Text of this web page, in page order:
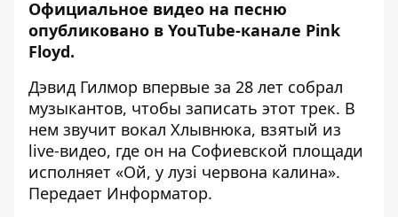
Официальное видео на песню
опубликовано в YouTube-канале Pink
Floyd.
Дэвид Гилмор впервые за 28 лет собрал
музыкантов, чтобы записать этот трек. В
нем звучит вокал Хлывнюка, взятый из
live-видео, где он на Софиевской площади
исполняет «Ой, у лузі червона калина».
Передает Информатор.